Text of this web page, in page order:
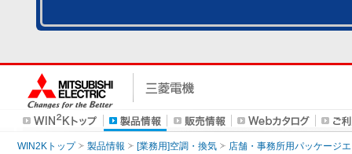
WIN2Kトップ 製品情報 [業務用]空調・換気 店舗・事務所用パッケージ